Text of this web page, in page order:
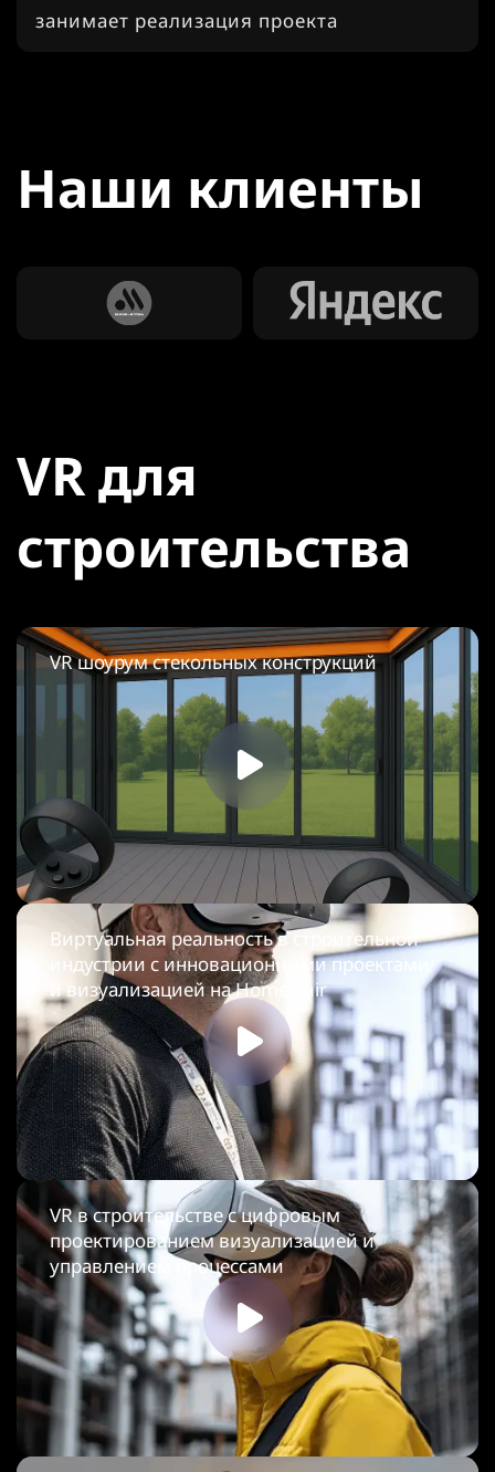
занимает реализация проекта
Наши клиенты
VR для
строительства
VR шоурум стекольных конструкций
Виртуальная реальность в строительной
индустрии с инновационными проектами
и визуализацией на Home Fair
VR в строительстве с цифровым
проектированием визуализацией и
управлением процессами